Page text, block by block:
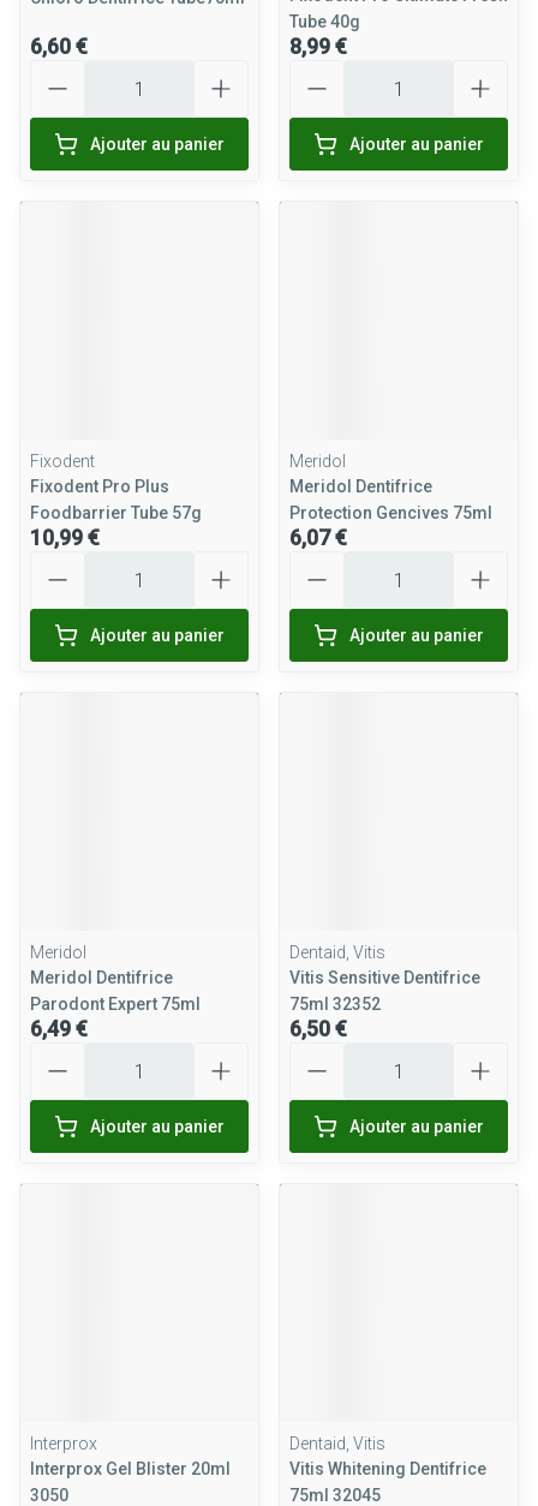
6,60 €
Ajouter au panier
Tube 40g
8,99 €
Ajouter au panier
Fixodent
Fixodent Pro Plus
Foodbarrier Tube 57g
10,99 €
Ajouter au panier
Meridol
Meridol Dentifrice
Protection Gencives 75ml
6,07 €
Ajouter au panier
Meridol
Meridol Dentifrice
Parodont Expert 75ml
6,49 €
Ajouter au panier
Dentaid, Vitis
Vitis Sensitive Dentifrice
75ml 32352
6,50 €
Ajouter au panier
Interprox
Interprox Gel Blister 20ml
3050
Dentaid, Vitis
Vitis Whitening Dentifrice
75ml 32045